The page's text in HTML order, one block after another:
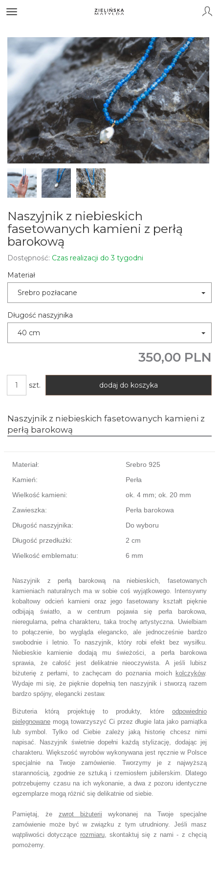
Naszyjnik z niebieskich
fasetowanych kamieni z perłą
barokową
Dostępność: Czas realizacji do 3 tygodni
Materiał
Srebro pozłacane
Długość naszyjnika
40 cm
350,00 PLN
szt. dodaj do koszyka
Naszyjnik z niebieskich fasetowanych kamieni z
perłą barokową
Materiał:
Srebro 925
Kamień:
Perła
Wielkość kamieni:
ok. 4 mm; ok. 20 mm
Zawieszka:
Perła barokowa
Długość naszyjnika:
Do wyboru
Długość przedłużki:
2 cm
Wielkość emblematu:
6 mm
Naszyjnik z perłą barokową na niebieskich, fasetowanych
kamieniach naturalnych ma w sobie coś wyjątkowego. Intensywny
kobaltowy odcień kamieni oraz jego fasetowany kształt pięknie
odbijają światło, a w centrum pojawia się perła barokowa,
nieregularna, pełna charakteru, taka trochę artystyczna. Uwielbiam
to połączenie, bo wygląda elegancko, ale jednocześnie bardzo
swobodnie i letnio. To naszyjnik, który robi efekt bez wysiłku.
Niebieskie kamienie dodają mu świeżości, a perła barokowa
sprawia, że całość jest delikatnie nieoczywista. A jeśli lubisz
biżuterię z perłami, to zachęcam do poznania moich kolczyków.
Wydaje mi się, że pięknie dopełnią ten naszyjnik i stworzą razem
bardzo spójny, elegancki zestaw.
Biżuteria którą projektuję to produkty, które odpowiednio
pielęgnowane mogą towarzyszyć Ci przez długie lata jako pamiątka
lub symbol. Tylko od Ciebie zależy jaką historię chcesz nimi
napisać. Naszyjnik świetnie dopełni każdą stylizację, dodając jej
charakteru. Większość wyrobów wykonywana jest ręcznie w Polsce
specjalnie na Twoje zamówienie. Tworzymy je z najwyższą
starannością, zgodnie ze sztuką i rzemiosłem jubilerskim. Dlatego
potrzebujemy czasu na ich wykonanie, a dwa z pozoru identyczne
egzemplarze mogą różnić się delikatnie od siebie.
Pamiętaj, że zwrot biżuterii wykonanej na Twoje specjalne
zamówienie może być w związku z tym utrudniony. Jeśli masz
wątpliwości dotyczące rozmiaru, skontaktuj się z nami - z chęcią
pomożemy.